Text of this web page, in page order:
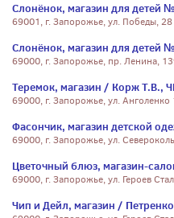
Слонёнок, магазин для детей
69001, г. Запорожье, ул. Победы, 28
Слонёнок, магазин для детей
69000, г. Запорожье, пр. Ленина,
Теремок, магазин / Корж Т.В.,
69000, г. Запорожье, ул. Анголенко
Фасончик, магазин детской
69000, г. Запорожье, ул.
Цветочный блюз, магазин-
69000, г. Запорожье, ул. Героев
Чип и Дейл, магазин /